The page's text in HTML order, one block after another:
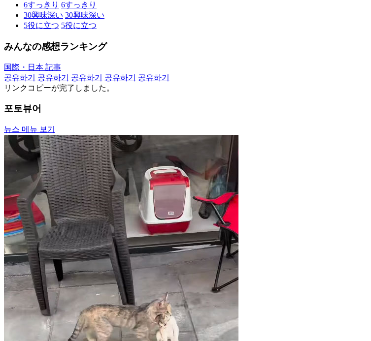
6すっきり 6すっきり
30興味深い 30興味深い
5役に立つ 5役に立つ
みんなの感想ランキング
国際・日本 記事
공유하기
공유하기 공유하기 공유하기
공유하기
リンクコピーが完了しました。
포토뷰어
뉴스 메뉴 보기